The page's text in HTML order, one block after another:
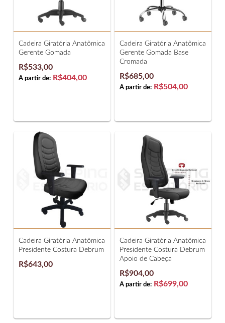
Cadeira Giratória Anatômica
Gerente Gomada
R$533,00
A partir de: R$404,00
Cadeira Giratória Anatômica
Gerente Gomada Base
Cromada
R$685,00
A partir de: R$504,00
Cadeira Giratória Anatômica
Presidente Costura Debrum
R$643,00
Cadeira Giratória Anatômica
Presidente Costura Debrum
Apoio de Cabeça
R$904,00
A partir de: R$699,00